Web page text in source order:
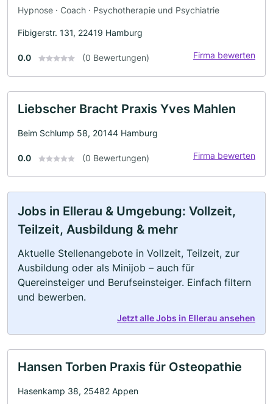
Hypnose · Coach · Psychotherapie und Psychiatrie
Fibigerstr. 131, 22419 Hamburg
0.0 (0 Bewertungen) Firma bewerten
Liebscher Bracht Praxis Yves Mahlen
Beim Schlump 58, 20144 Hamburg
0.0 (0 Bewertungen) Firma bewerten
Jobs in Ellerau & Umgebung: Vollzeit,
Teilzeit, Ausbildung & mehr
Aktuelle Stellenangebote in Vollzeit, Teilzeit, zur
Ausbildung oder als Minijob – auch für
Quereinsteiger und Berufseinsteiger. Einfach filtern
und bewerben.
Jetzt alle Jobs in Ellerau ansehen
Hansen Torben Praxis für Osteopathie
Hasenkamp 38, 25482 Appen